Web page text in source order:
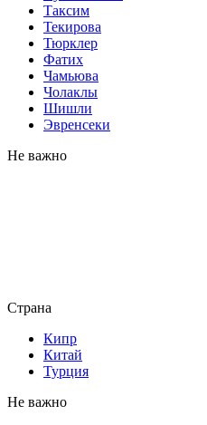
Таксим
Текирова
Тюрклер
Фатих
Чамьюва
Чолаклы
Шишли
Эвренсеки
Не важно
Страна
Кипр
Китай
Турция
Не важно